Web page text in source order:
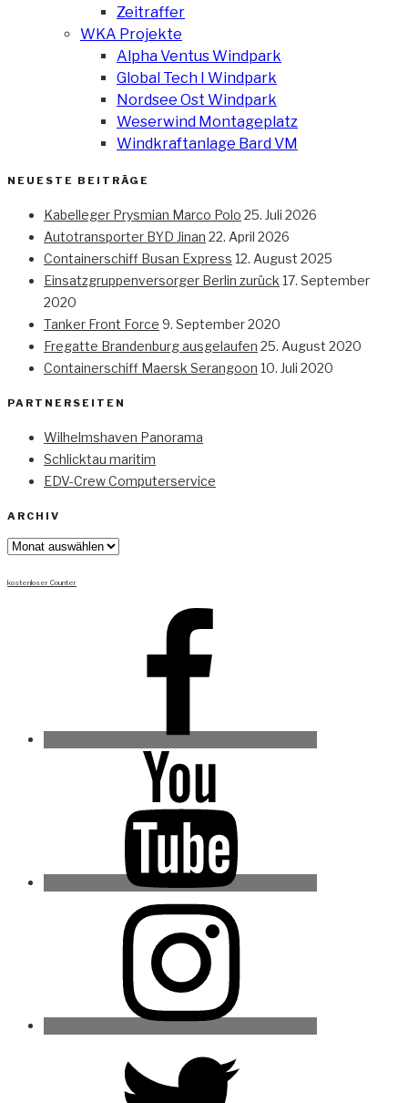
Zeitraffer
WKA Projekte
Alpha Ventus Windpark
Global Tech I Windpark
Nordsee Ost Windpark
Weserwind Montageplatz
Windkraftanlage Bard VM
NEUESTE BEITRÄGE
Kabelleger Prysmian Marco Polo 25. Juli 2026
Autotransporter BYD Jinan 22. April 2026
Containerschiff Busan Express 12. August 2025
Einsatzgruppenversorger Berlin zurück 17. September
2020
Tanker Front Force 9. September 2020
Fregatte Brandenburg ausgelaufen 25. August 2020
Containerschiff Maersk Serangoon 10. Juli 2020
PARTNERSEITEN
Wilhelmshaven Panorama
Schlicktau maritim
EDV-Crew Computerservice
ARCHIV
Archiv
kostenloser Counter